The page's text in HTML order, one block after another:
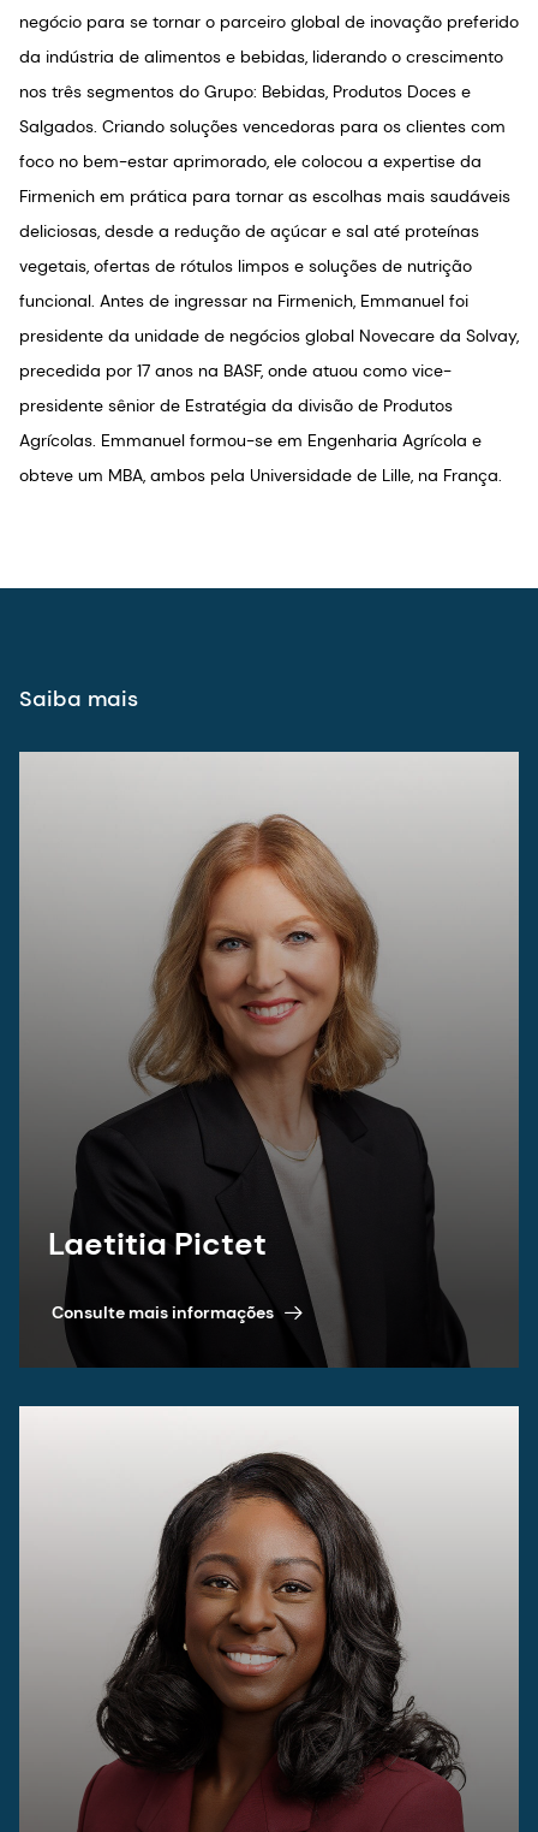
negócio para se tornar o parceiro global de inovação preferido
da indústria de alimentos e bebidas, liderando o crescimento
nos três segmentos do Grupo: Bebidas, Produtos Doces e
Salgados. Criando soluções vencedoras para os clientes com
foco no bem-estar aprimorado, ele colocou a expertise da
Firmenich em prática para tornar as escolhas mais saudáveis
deliciosas, desde a redução de açúcar e sal até proteínas
vegetais, ofertas de rótulos limpos e soluções de nutrição
funcional. Antes de ingressar na Firmenich, Emmanuel foi
presidente da unidade de negócios global Novecare da Solvay,
precedida por 17 anos na BASF, onde atuou como vice-
presidente sênior de Estratégia da divisão de Produtos
Agrícolas. Emmanuel formou-se em Engenharia Agrícola e
obteve um MBA, ambos pela Universidade de Lille, na França.
Saiba mais
Laetitia Pictet
Consulte mais informações